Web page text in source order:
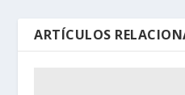
ARTÍCULOS